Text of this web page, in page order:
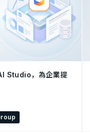
Studio，為企業提